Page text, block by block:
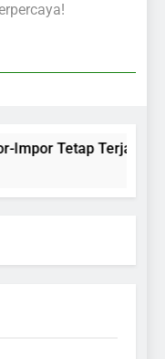
Impor Tetap Terjaga